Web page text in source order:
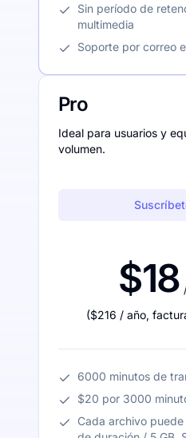
Sin período de
multimedia
Soporte por correo
Pro
Ideal para usuarios y
volumen.
$18
($216 / año,
6000 minutos de
$20 por 3000
Cada archivo